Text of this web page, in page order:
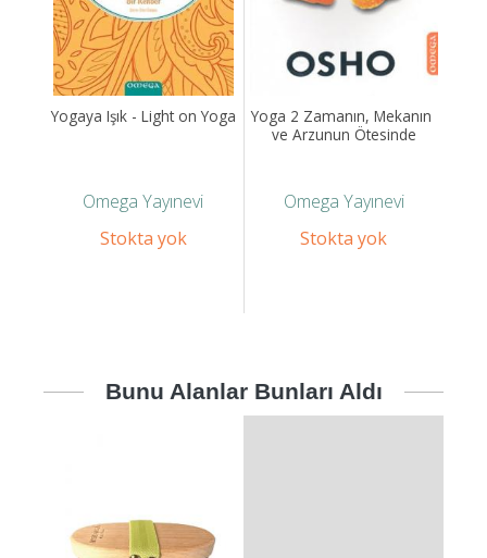
Yogaya Işık - Light on Yoga
Omega Yayınevi
Stokta yok
Yoga 2 Zamanın, Mekanın
ve Arzunun Ötesinde
Omega Yayınevi
Stokta yok
Bunu Alanlar Bunları Aldı